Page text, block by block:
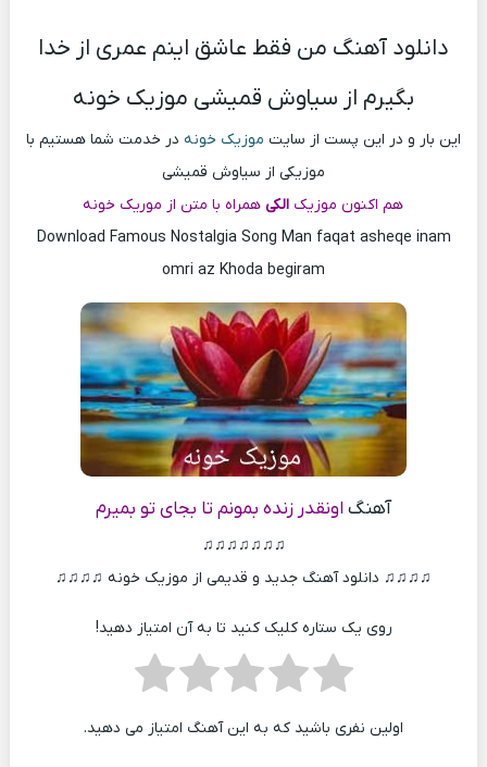
دانلود آهنگ من فقط عاشق اینم عمری از خدا
بگیرم از سیاوش قمیشی موزیک خونه
این بار و در این پست از سایت موزیک خونه در خدمت شما هستیم با
موزیکی از سیاوش قمیشی
هم اکنون موزیک الکی همراه با متن از موریک خونه
Download Famous Nostalgia Song Man faqat asheqe inam
omri az Khoda begiram
آهنگ اونقدر زنده بمونم تا بجای تو بمیرم
♫♫♫♫♫♫♫
♫♫♫♫ دانلود آهنگ جدید و قدیمی از موزیک خونه ♫♫♫♫
روی یک ستاره کلیک کنید تا به آن امتیاز دهید!
اولین نفری باشید که به این آهنگ امتیاز می دهید.